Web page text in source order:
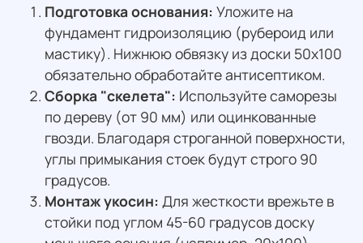
Подготовка основания: Уложите на
фундамент гидроизоляцию (рубероид или
мастику). Нижнюю обвязку из доски 50х100
обязательно обработайте антисептиком.
Сборка "скелета": Используйте саморезы
по дереву (от 90 мм) или оцинкованные
гвозди. Благодаря строганной поверхности,
углы примыкания стоек будут строго 90
градусов.
Монтаж укосин: Для жесткости врежьте в
стойки под углом 45-60 градусов доску